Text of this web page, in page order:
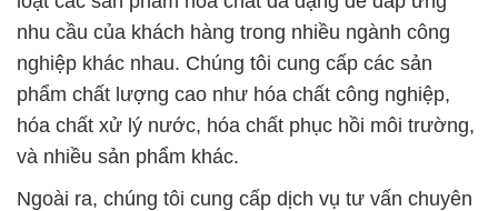
nhu cầu của khách hàng trong nhiều ngành công
nghiệp khác nhau. Chúng tôi cung cấp các sản
phẩm chất lượng cao như hóa chất công nghiệp,
hóa chất xử lý nước, hóa chất phục hồi môi trường,
và nhiều sản phẩm khác.
Ngoài ra, chúng tôi cung cấp dịch vụ tư vấn chuyên